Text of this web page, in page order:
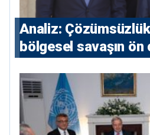
Analiz: Çözümsüzlük
bölgesel savaşın ön